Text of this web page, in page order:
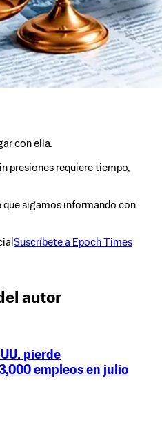
con ella.
presiones requiere tiempo,
que sigamos informando con
Suscríbete a Epoch Times
autor
pierde
empleos en julio